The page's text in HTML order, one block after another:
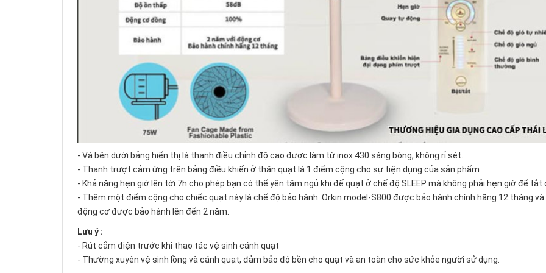
- Và bên dưới bảng hiển thị là thanh điều chỉnh độ cao được làm từ inox 430 sáng bóng, không rỉ sét.
- Thanh trượt cảm ứng trên bảng điều khiển ở thân quạt là 1 điểm cộng cho sự tiện dụng của sản phẩm
- Khả năng hẹn giờ lên tới 7h cho phép bạn có thể yên tâm ngủ khi để quạt ở chế độ SLEEP mà không phải hẹn giờ để tắt
- Thêm một điểm cộng cho chiếc quạt này là chế độ bảo hành. Orkin model-S800 được bảo hành chính hãng 12 tháng và
động cơ được bảo hành lên đến 2 năm.
Lưu ý :
- Rút cắm điện trước khi thao tác vệ sinh cánh quạt
- Thường xuyên vệ sinh lồng và cánh quạt, đảm bảo độ bền cho quạt và an toàn cho sức khỏe người sử dụng.